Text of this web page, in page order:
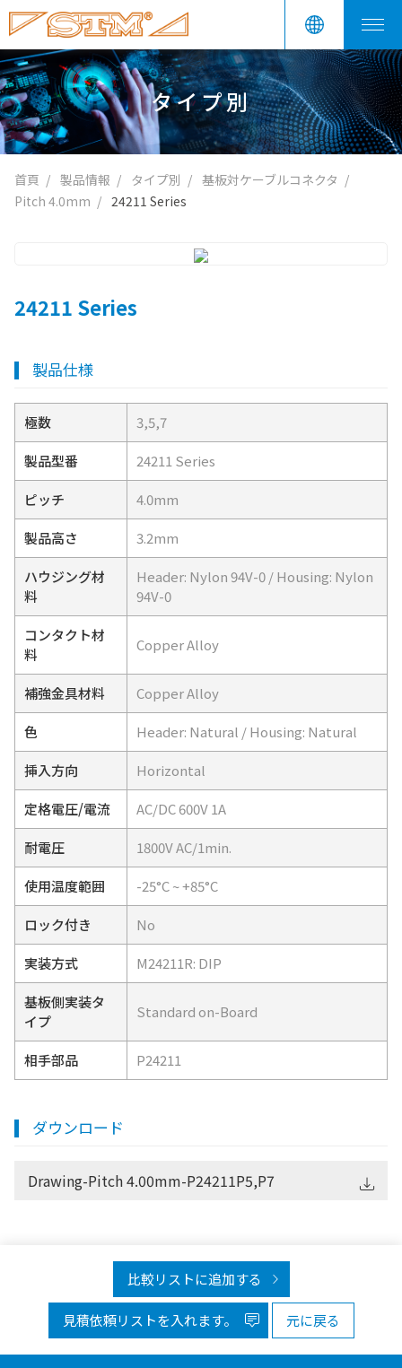
タイプ別
首頁 製品情報 タイプ別
基板対ケーブルコネクタ
Pitch 4.0mm
24211 Series
24211 Series
製品仕様
極数 3,5,7
製品型番 24211 Series
ピッチ 4.0mm
製品高さ 3.2mm
ハウジング材
料
Header: Nylon 94V-0 / Housing: Nylon
94V-0
コンタクト材
料
Copper Alloy
補強金具材料 Copper Alloy
色 Header: Natural / Housing: Natural
挿入方向 Horizontal
定格電圧/電流 AC/DC 600V 1A
耐電圧 1800V AC/1min.
使用温度範囲 -25°C ~ +85°C
ロック付き No
実装方式 M24211R: DIP
基板側実装タ
イプ
Standard on-Board
相手部品 P24211
ダウンロード
Drawing-Pitch 4.00mm-P24211P5,P7
比較リストに追加する
見積依頼リストを入れます。 元に戻る